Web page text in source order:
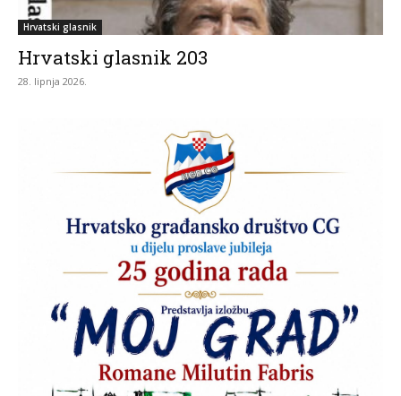
Hrvatski glasnik
Hrvatski glasnik 203
28. lipnja 2026.